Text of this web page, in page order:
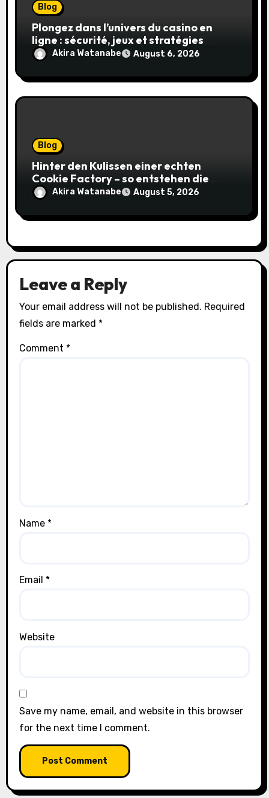
Blog
Plongez dans l’univers du casino en
ligne : sécurité, jeux et stratégies
gagnantes
Akira Watanabe August 6, 2026
Blog
Hinter den Kulissen einer echten
Cookie Factory – so entstehen die
saftigsten Keks-Innovationen
Akira Watanabe August 5, 2026
Leave a Reply
Your email address will not be published. Required
fields are marked *
Comment *
Name *
Email *
Website
Save my name, email, and website in this browser
for the next time I comment.